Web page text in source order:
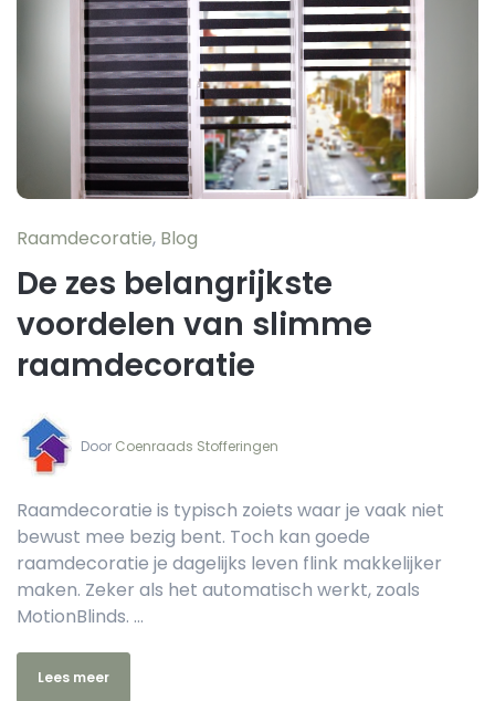
Raamdecoratie, Blog
De zes belangrijkste
voordelen van slimme
raamdecoratie
Coenraads Stofferingen
Raamdecoratie is typisch zoiets waar je vaak niet
bewust mee bezig bent. Toch kan goede
raamdecoratie je dagelijks leven flink makkelijker
maken. Zeker als het automatisch werkt, zoals
MotionBlinds. ...
Lees meer